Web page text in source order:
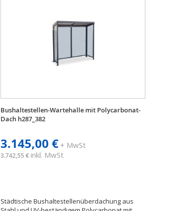
Bushaltestellen-Wartehalle mit Polycarbonat-
Dach h287_382
3.145,00 €+ MwSt
3.742,55 € inkl. MwSt
Städtische Bushaltestellenüberdachung aus